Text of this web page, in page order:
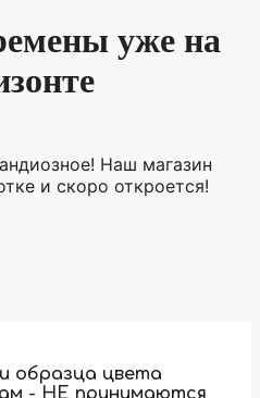
уже на
Наш магазин
и скоро откроется!
образца цвета
- НЕ принимаются